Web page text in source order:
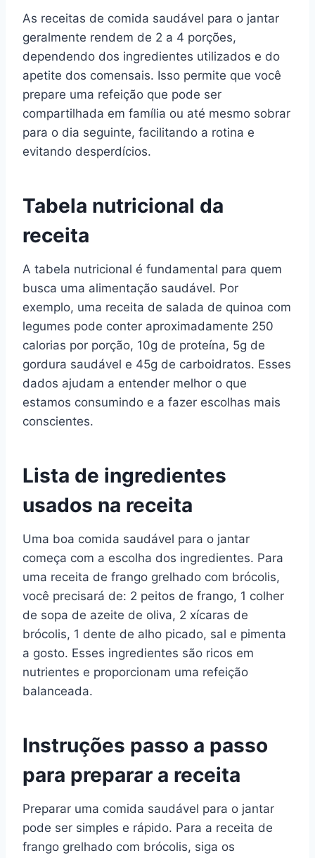
As receitas de comida saudável para o jantar
geralmente rendem de 2 a 4 porções,
dependendo dos ingredientes utilizados e do
apetite dos comensais. Isso permite que você
prepare uma refeição que pode ser
compartilhada em família ou até mesmo sobrar
para o dia seguinte, facilitando a rotina e
evitando desperdícios.
Tabela nutricional da
receita
A tabela nutricional é fundamental para quem
busca uma alimentação saudável. Por
exemplo, uma receita de salada de quinoa com
legumes pode conter aproximadamente 250
calorias por porção, 10g de proteína, 5g de
gordura saudável e 45g de carboidratos. Esses
dados ajudam a entender melhor o que
estamos consumindo e a fazer escolhas mais
conscientes.
Lista de ingredientes
usados na receita
Uma boa comida saudável para o jantar
começa com a escolha dos ingredientes. Para
uma receita de frango grelhado com brócolis,
você precisará de: 2 peitos de frango, 1 colher
de sopa de azeite de oliva, 2 xícaras de
brócolis, 1 dente de alho picado, sal e pimenta
a gosto. Esses ingredientes são ricos em
nutrientes e proporcionam uma refeição
balanceada.
Instruções passo a passo
para preparar a receita
Preparar uma comida saudável para o jantar
pode ser simples e rápido. Para a receita de
frango grelhado com brócolis, siga os